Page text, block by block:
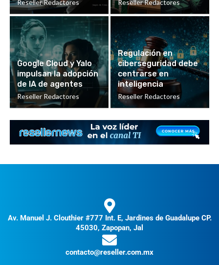
Reseller Redactores Reseller Redactores
Google Cloud y Yalo
impulsan la adopción
de IA de agentes
Reseller Redactores
Regulación en
ciberseguridad debe
centrarse en
inteligencia
Reseller Redactores
Av. Manuel J. Clouthier #777 Int. E, Jardines de Guadalupe CP.
45030, Zapopan, Jal
contacto@reseller.com.mx